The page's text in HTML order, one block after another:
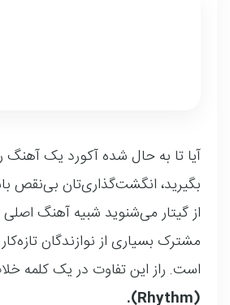
آیا تا به حال شده آکورد یک آهنگ
بگیرید، انگشت‌گذاری‌تان بی‌نقص
از گیتار می‌شنوید شبیه آهنگ
مشترک بسیاری از نوازندگان
است. راز این تفاوت در یک کلمه
(Rhythm).